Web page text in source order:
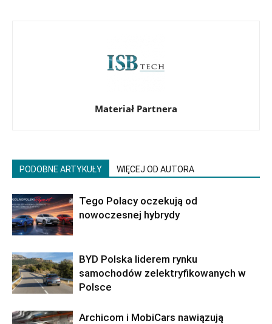
Materiał Partnera
PODOBNE ARTYKUŁY WIĘCEJ OD AUTORA
Tego Polacy oczekują od
nowoczesnej hybrydy
BYD Polska liderem rynku
samochodów zelektryfikowanych w
Polsce
Archicom i MobiCars nawiązują